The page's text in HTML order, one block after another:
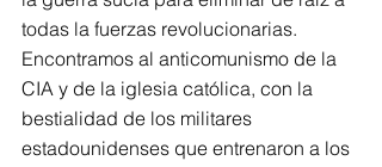
todas la fuerzas revolucionarias.
Encontramos al anticomunismo de la
CIA y de la iglesia católica, con la
bestialidad de los militares
estadounidenses que entrenaron a los